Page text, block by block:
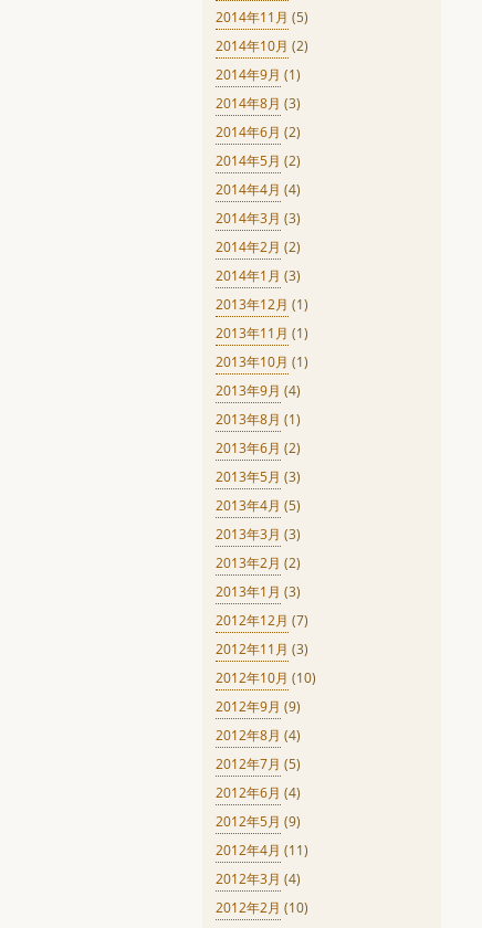
2014年11月 (5)
2014年10月 (2)
2014年9月 (1)
2014年8月 (3)
2014年6月 (2)
2014年5月 (2)
2014年4月 (4)
2014年3月 (3)
2014年2月 (2)
2014年1月 (3)
2013年12月 (1)
2013年11月 (1)
2013年10月 (1)
2013年9月 (4)
2013年8月 (1)
2013年6月 (2)
2013年5月 (3)
2013年4月 (5)
2013年3月 (3)
2013年2月 (2)
2013年1月 (3)
2012年12月 (7)
2012年11月 (3)
2012年10月 (10)
2012年9月 (9)
2012年8月 (4)
2012年7月 (5)
2012年6月 (4)
2012年5月 (9)
2012年4月 (11)
2012年3月 (4)
2012年2月 (10)